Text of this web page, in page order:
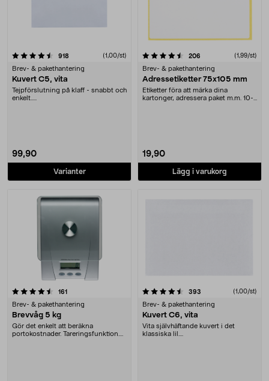
918 (1,00/st)
Brev- & pakethantering
Kuvert C5, vita
Tejpförslutning på klaff - snabbt och
enkelt.....
99,90
Varianter
4.5 av 5 stjärnor 206 (1,99/st)
Brev- & pakethantering
Adressetiketter 75x105 mm
Etiketter föra att märka dina
kartonger, adressera paket m.m. 10-
19,90
Lägg i varukorg
161
Brev- & pakethantering
Brevvåg 5 kg
Gör det enkelt att beräkna
portokostnader. Tareringsfunktion.
4.5 av 5 stjärnor 393 recensioner(1,00/st)
Brev- & pakethantering
Kuvert C6, vita
Vita självhäftande kuvert i det
klassiska lil....